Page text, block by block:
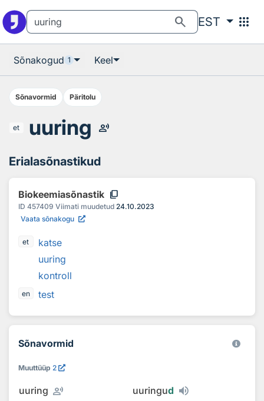
search EST apps
Sõnakogud 1 Keel
Sõnavormid Päritolu
et uuring record_voice_over
Erialasõnastikud
Biokeemiasõnastik content_copy
ID 457409 Viimati muudetud 24.10.2023
Vaata sõnakogu
et
katse
uuring
kontroll
en test
Sõnavormid
Muuttüüp 2
uuring record_voice_over uuringud